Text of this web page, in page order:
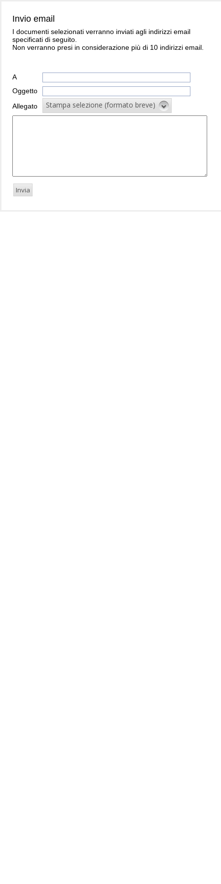
Invio email
I documenti selezionati verranno inviati agli indirizzi email
specificati di seguito.
Non verranno presi in considerazione più di 10 indirizzi email.
A
Oggetto
Allegato
Stampa selezione (formato breve)